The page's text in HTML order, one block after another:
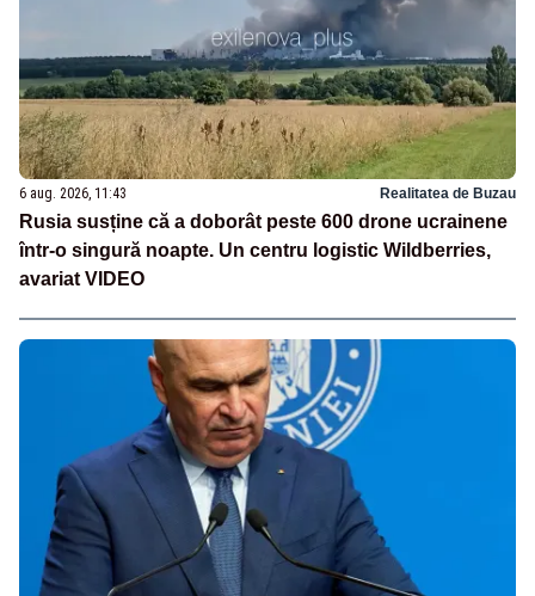
6 aug. 2026, 11:43 Realitatea de Buzau
Rusia susține că a doborât peste 600 drone ucrainene
într-o singură noapte. Un centru logistic Wildberries,
avariat VIDEO